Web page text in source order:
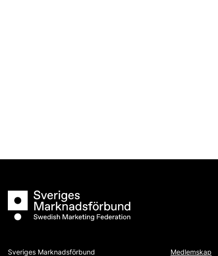
Sveriges Marknadsförbund
Sveriges Marknadsförbund Medlemskap